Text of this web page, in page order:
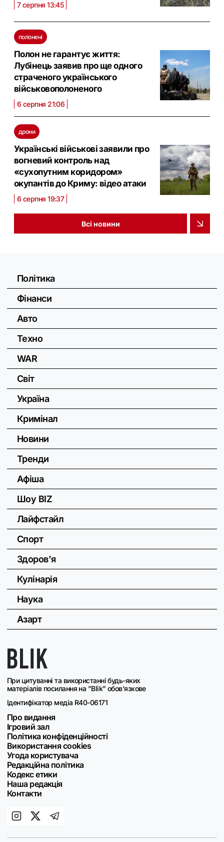
7 серпня 13:45
полонені
Полон не гарантує життя:
Лубінець заявив про ще одного
страченого українського
військовополоненого
6 серпня 21:06
дрони
Українські військові заявили про
вогневий контроль над
«сухопутним коридором»
окупантів до Криму: відео атаки
6 серпня 19:37
Всі новини
При цитуванні та використанні будь-яких
матеріалів посилання на "Blik" обов'язкове
Ідентифікатор медіа R40-06171
Про видання
Ігровий зал
Політика конфіденційності
Використання cookies
Угода користувача
Редакційна політика
Кодекс етики
Наша редакція
Контакти
Політика
Фінанси
Авто
Техно
WAR
Світ
Україна
Кримінал
Новини
Тренди
Афіша
Шоу BIZ
Лайфстайл
Спорт
Здоров'я
Кулінарія
Наука
Азарт